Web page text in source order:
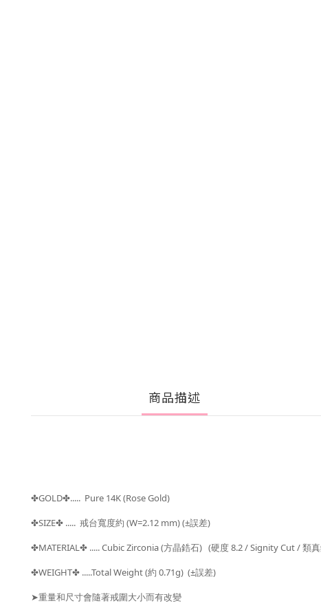
商品描述
✤GOLD✤..... Pure 14K (Rose Gold)
✤SIZE✤ ..... 戒台寬度約 (W=2.12 mm) (±誤差)
✤MATERIAL✤ .....Cubic Zirconia (方晶鋯石) (硬度 8.2 / Signity Cut / 類
✤WEIGHT✤ .....Total Weight (約 0.71g) (±誤差)
➤重量和尺寸會隨著戒圍大小而有改變